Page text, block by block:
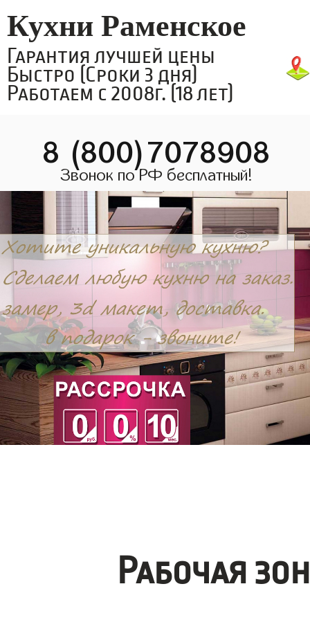
Кухни Раменское
Гарантия лучшей цены
Быстро (Сроки 3 дня)
Работаем с 2008г. (18 лет)
8 (800)7078908
Звонок по РФ бесплатный!
Рабочая